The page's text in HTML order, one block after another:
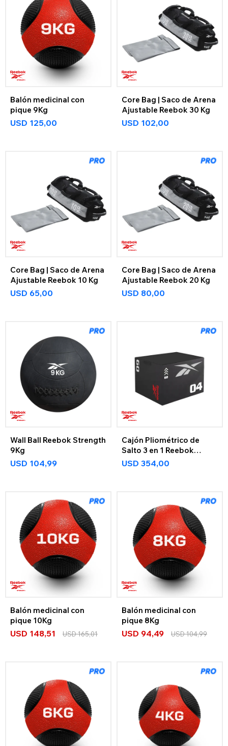
Balón medicinal con
pique 9Kg
USD 125,00
Core Bag | Saco de Arena
Ajustable Reebok 30 Kg
USD 102,00
Core Bag | Saco de Arena
Ajustable Reebok 10 Kg
USD 65,00
Core Bag | Saco de Arena
Ajustable Reebok 20 Kg
USD 80,00
Wall Ball Reebok Strength
9Kg
USD 104,99
Cajón Pliométrico de
Salto 3 en 1 Reebok
Strength
USD 354,00
Balón medicinal con
pique 10Kg
USD 148,51 USD165,01
Balón medicinal con
pique 8Kg
USD 94,49 USD104,99